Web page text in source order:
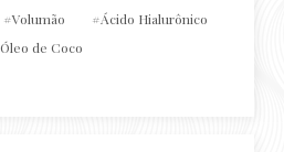
Volumão
Ácido Hialurônico
Óleo de Coco